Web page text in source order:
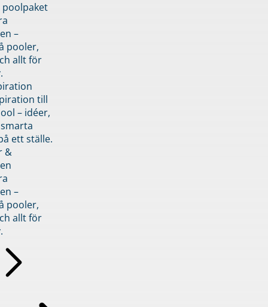
–
pooler,
allt för
till
– idéer,
ett ställe.
&
–
pooler,
allt för